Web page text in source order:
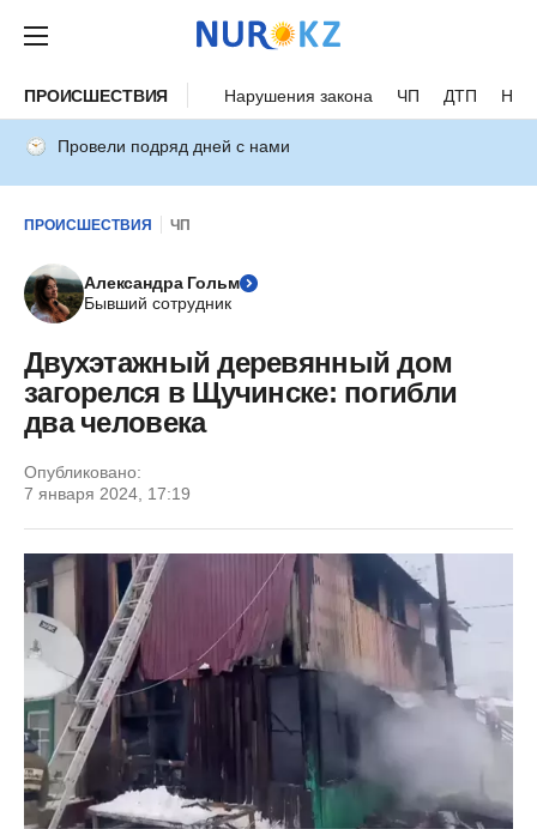
ПРОИСШЕСТВИЯ Нарушения закона ЧП ДТП
Провели подряд дней с нами
ПРОИСШЕСТВИЯ ЧП
Александра Гольм
Бывший сотрудник
Двухэтажный деревянный дом
загорелся в Щучинске: погибли
два человека
Опубликовано:
7 января 2024, 17:19